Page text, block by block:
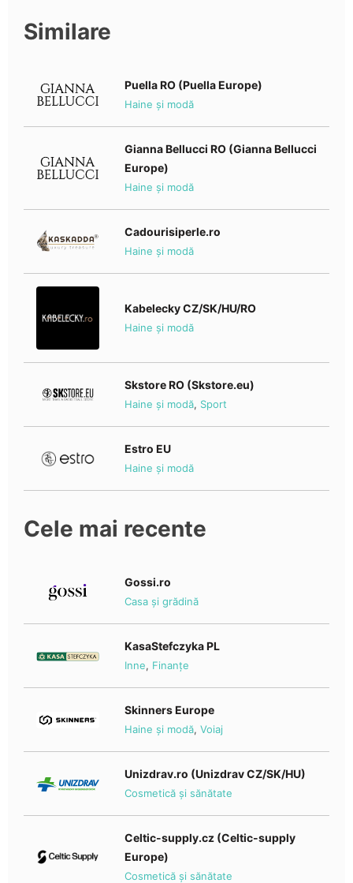
Similare
Puella RO (Puella Europe)
Haine și modă
Gianna Bellucci RO (Gianna Bellucci
Europe)
Haine și modă
Cadourisiperle.ro
Haine și modă
Kabelecky CZ/SK/HU/RO
Haine și modă
Skstore RO (Skstore.eu)
Haine și modă, Sport
Estro EU
Haine și modă
Cele mai recente
Gossi.ro
Casa și grădină
KasaStefczyka PL
Inne, Finanțe
Skinners Europe
Haine și modă, Voiaj
Unizdrav.ro (Unizdrav CZ/SK/HU)
Cosmetică și sănătate
Celtic-supply.cz (Celtic-supply
Europe)
Cosmetică și sănătate